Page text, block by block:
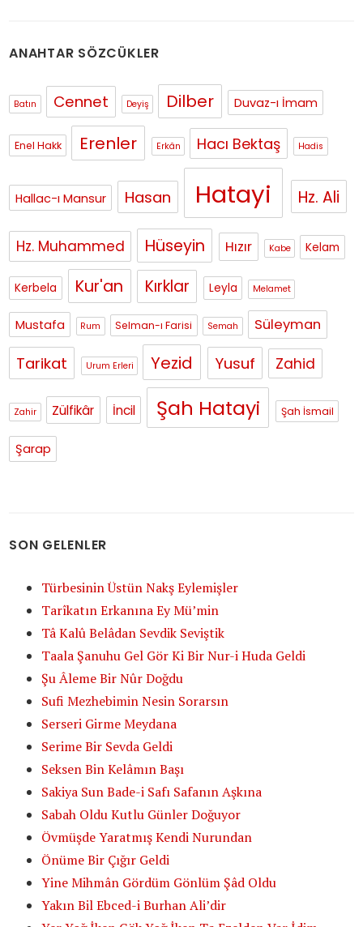
ANAHTAR SÖZCÜKLER
Batın Cennet Deyiş Dilber Duvaz-ı İmam
Enel Hakk Erenler Erkân Hacı Bektaş Hadis
Hallac-ı Mansur Hasan Hatayi Hz. Ali
Hz. Muhammed Hüseyin Hızır Kabe Kelam
Kerbela Kur'an Kırklar Leyla Melamet
Mustafa Rum Selman-ı Farisi Semah Süleyman
Tarikat Urum Erleri Yezid Yusuf Zahid
Zahir Zülfikâr İncil Şah Hatayi Şah İsmail
Şarap
SON GELENLER
Türbesinin Üstün Nakş Eylemişler
Tarîkatın Erkanına Ey Mü’min
Tâ Kalû Belâdan Sevdik Seviştik
Taala Şanuhu Gel Gör Ki Bir Nur-i Huda Geldi
Şu Âleme Bir Nûr Doğdu
Sufi Mezhebimin Nesin Sorarsın
Serseri Girme Meydana
Serime Bir Sevda Geldi
Seksen Bin Kelâmın Başı
Sakiya Sun Bade-i Safı Safanın Aşkına
Sabah Oldu Kutlu Günler Doğuyor
Övmüşde Yaratmış Kendi Nurundan
Önüme Bir Çığır Geldi
Yine Mihmân Gördüm Gönlüm Şâd Oldu
Yakın Bil Ebced-i Burhan Ali’dir